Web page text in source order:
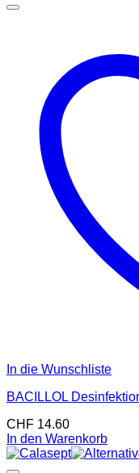
In die Wunschliste
BACILLOL
CHF 14.60
In den Warenkorb